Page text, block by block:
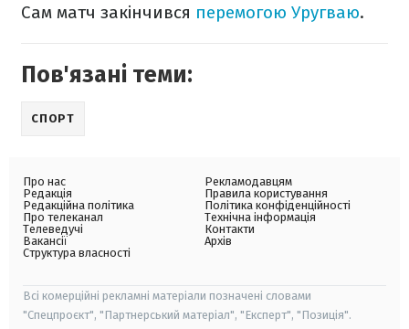
Сам матч закінчився перемогою Уругваю.
Пов'язані теми:
СПОРТ
Про нас
Редакція
Редакційна політика
Про телеканал
Телеведучі
Вакансії
Структура власності
Рекламодавцям
Правила користування
Політика конфіденційності
Технічна інформація
Контакти
Архів
Всі комерційні рекламні матеріали позначені словами
"Спецпроєкт", "Партнерський матеріал", "Експерт", "Позиція".